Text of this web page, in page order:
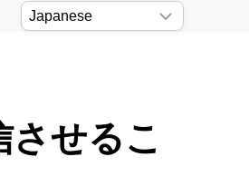
せるこ